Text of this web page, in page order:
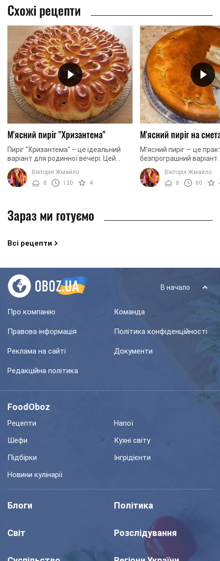
Схожі рецепти
М'ясний пиріг "Хризантема"
Пиріг "Хризантема" – це ідеальний
варіант для родинної вечері. Цей
пиріг настільки просто пекти, що
навіть складно повірити. А ось
результат ...
Вікторія Жмайло
8
120 4
М'ясний пиріг на
М'ясний пиріг — це
безпрограшний варіант.
люблять усі без
хочемо запропонувати
рецепт ...
Вікторія Жмайло
8
60
Зараз ми готуємо
Всі рецепти
В начало
Про компанію Команда
Правова інформація Політика конфіденційності
Реклама на сайті Документи
Редакційна політика
FoodOboz
Рецепти
Напої
Шефи
Кухні світу
Підбірки
Інгрідієнти
Новини кулінарії
Блоги Політика
Світ Розслідування